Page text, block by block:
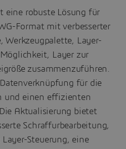
eine robuste Lösung für
Format mit verbesserter
Werkzeugpalette, Layer-
Layer zur
zusammenzuführen.
für die
und einen effizienten
Aktualisierung bietet
Schraffurbearbeitung,
Layer-Steuerung, eine